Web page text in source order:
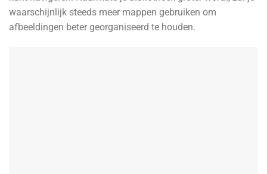
waarschijnlijk steeds meer mappen gebruiken om
afbeeldingen beter georganiseerd te houden.